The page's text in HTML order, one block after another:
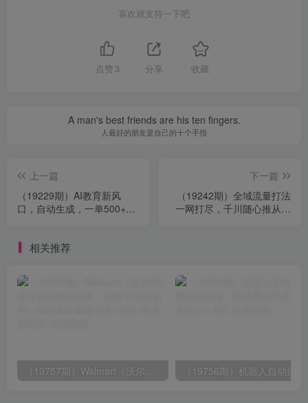
喜欢就支持一下吧
点赞 3 分享 收藏
A man's best friends are his ten fingers.
人最好的朋友是自己的十个手指
上一篇
（19229期）AI教育新风
口，自动生成，一单500+，
下一篇
（19242期）全域流量打法
一网打尽，千川随心推从基
相关推荐